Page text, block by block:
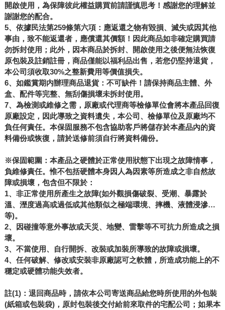
開啟使用，為保障彼此權益購買前請謹慎思考！感謝您的理解並
謝謝您的配合。
5、依據民法第259條第六項：應返還之物有毀損、滅失或因其他
事由，致不能返還者，應償還其價額！因此商品如非確定購買請
勿拆封使用；此外，因本商品於拆封、開啟使用之後便無法恢復
原包裝及註銷註冊，商品僅能以福利品出售，若您仍堅持退貨，
本公司須收取30%之整新費用等價值損失。
6、如鑑賞期内辦理商品退貨：不可缺件！請保持商品主體、外
盒、配件等完整、無刮傷損壞未拆封使用。
7、 為檢測或維修之需，原廠或代理商等檢修單位會將本產品回復
原廠設定，因此導致之資料遺失，本公司、檢修單位及原廠均不
負任何責任。本保固服務不包含協助客戶將儲存於本產品內的資
料備份或恢復，請於送修前須自行將資料備份。
※保固範圍：本產品之硬體於正常使用狀態下出現之故障情事，
負維修責任。惟不包括硬體本身因人為因素等所造成之非自然故
障或損壞，包含但不限於：
1、非正常使用所產生之故障(如外觀損傷破裂、受潮、暴露於
溫、溼度過高或過低或其他類似之極端環境、摔機、液體浸滲…
等)。
2、因碰撞等意外事故或天災、地變、雷擊等不可抗力所造成之損
壞。
3、不當使用、自行開拆、改裝或加裝所導致的故障或損壞。
4、任何破解、修改或安裝非原廠認可之軟體，所造成功能上的不
穩定或硬體功能失效者。
註(1)：退回商品時，請依本公司寄送商品給您時所使用的外包裝
(紙箱或包裝袋)，原封包裝後交付給前來取件的宅配公司；如果本